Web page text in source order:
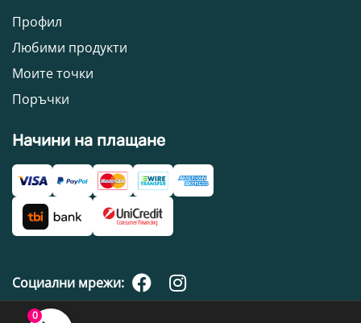
Профил
Любими продукти
Моите точки
Поръчки
Начини на плащане
Социални мрежи:
0